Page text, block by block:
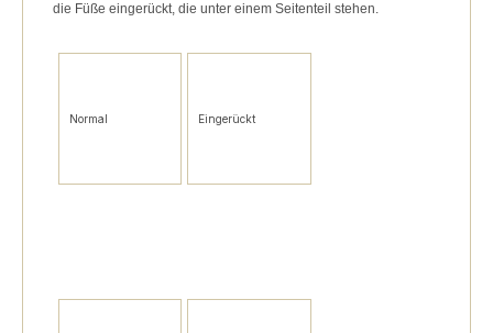
die Füße eingerückt, die unter einem Seitenteil stehen.
Normal Eingerückt